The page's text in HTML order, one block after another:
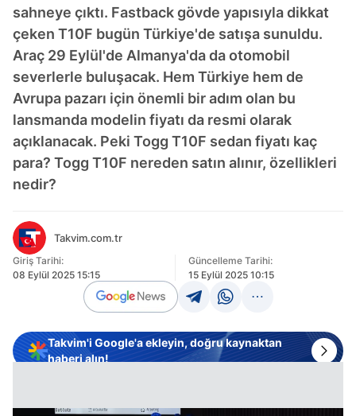
sahneye çıktı. Fastback gövde yapısıyla dikkat
çeken T10F bugün Türkiye'de satışa sunuldu.
Araç 29 Eylül'de Almanya'da da otomobil
severlerle buluşacak. Hem Türkiye hem de
Avrupa pazarı için önemli bir adım olan bu
lansmanda modelin fiyatı da resmi olarak
açıklanacak. Peki Togg T10F sedan fiyatı kaç
para? Togg T10F nereden satın alınır, özellikleri
nedir?
Takvim.com.tr
Giriş Tarihi:
08 Eylül 2025 15:15
Güncelleme Tarihi:
15 Eylül 2025 10:15
Takvim'i Google'a ekleyin, doğru kaynaktan
haberi alın!